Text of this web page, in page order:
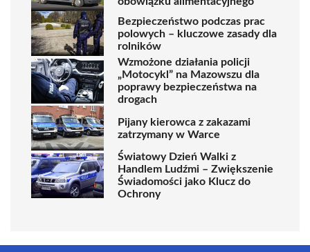
Bezpieczeństwo podczas prac
polowych – kluczowe zasady dla
rolników
Wzmożone działania policji
„Motocykl” na Mazowszu dla
poprawy bezpieczeństwa na
drogach
Pijany kierowca z zakazami
zatrzymany w Warce
Światowy Dzień Walki z
Handlem Ludźmi – Zwiększenie
Świadomości jako Klucz do
Ochrony